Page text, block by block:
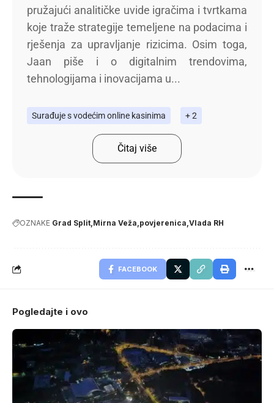
pružajući analitičke uvide igračima i tvrtkama
koje traže strategije temeljene na podacima i
rješenja za upravljanje rizicima. Osim toga,
Jaan piše i o digitalnim trendovima,
tehnologijama i inovacijama u...
Surađuje s vodećim online kasinima + 2
Čitaj više
OZNAKE Grad Split Mirna Veža povjerenica Vlada RH
FACEBOOK
Pogledajte i ovo